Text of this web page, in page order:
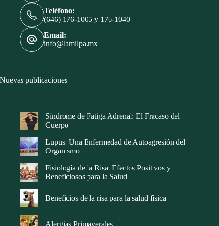
Teléfono:
(646) 176-1005 y 176-1040
Email:
info@lamilpa.mx
Nuevas publicaciones
Síndrome de Fatiga Adrenal: El Fracaso del
Cuerpo
Lupus: Una Enfermedad de Autoagresión del
Organismo
Fisiología de la Risa: Efectos Positivos y
Beneficiosos para la Salud
Beneficios de la risa para la salud física
Alergias Primaverales